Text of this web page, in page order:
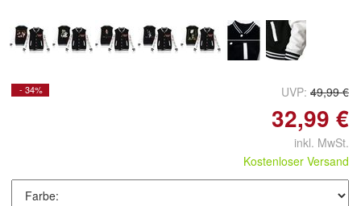
- 34% UVP: 49,99 €
32,99 €
inkl. MwSt.
Kostenloser Versand